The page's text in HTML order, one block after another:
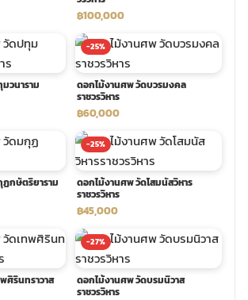
คา
ไลน์
ตลาด ราคา
นนี้
฿100,000
วนาราม
-25%
ดอกไม้งานศพ วัดบวรมงคล
ราชวรวิหาร
฿60,000
กษัตริยาราม
-25%
ดอกไม้งานศพ วัดโสมนัสวิหาร
ราชวรวิหาร
฿45,000
ศิรินทราวาส
-27%
ดอกไม้งานศพ วัดบรมนิวาส
ราชวรวิหาร